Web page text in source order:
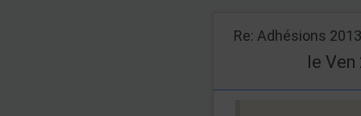
Re: Adhésions 2013
le Ven